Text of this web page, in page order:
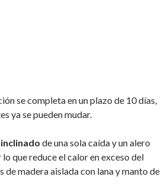
se completa en un plazo de 10 días,
ya se pueden mudar.
de una sola caída y un alero
que reduce el calor en exceso del
de madera aislada con lana y manto de